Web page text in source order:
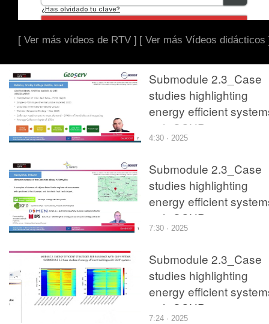
[ Ver más vídeos de RTV ] [ Ver más Vídeos didácticos
Submodule 2.3_Case
studies highlighting
energy efficient
with GSHP
systems__CASE TCD
2
4:30 · 2025
Submodule 2.3_Case
studies highlighting
energy efficient
with GSHP
systems__CASE
7:30 · 2025
Submodule 2.3_Case
studies highlighting
energy efficient
with GSHP
7:24 · 2025